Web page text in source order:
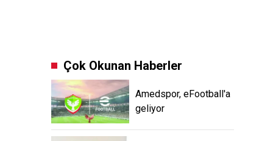
Çok Okunan Haberler
Amedspor, eFootball'a
geliyor